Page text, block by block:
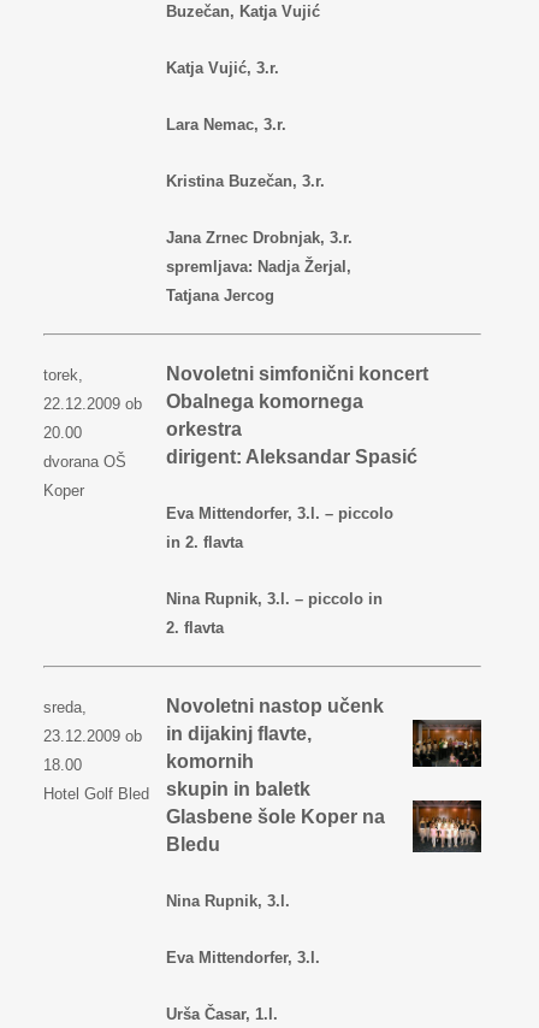
Buzečan, Katja Vujić
Katja Vujić, 3.r.
Lara Nemac, 3.r.
Kristina Buzečan, 3.r.
Jana Zrnec Drobnjak, 3.r.
spremljava: Nadja Žerjal,
Tatjana Jercog
torek,
22.12.2009 ob
20.00
dvorana OŠ
Koper
Novoletni simfonični koncert
Obalnega komornega
orkestra
dirigent: Aleksandar Spasić
Eva Mittendorfer, 3.l. – piccolo
in 2. flavta
Nina Rupnik, 3.l. – piccolo in
2. flavta
sreda,
23.12.2009 ob
18.00
Hotel Golf Bled
Novoletni nastop učenk
in dijakinj flavte,
komornih
skupin in baletk
Glasbene šole Koper na
Bledu
Nina Rupnik, 3.l.
Eva Mittendorfer, 3.l.
Urša Časar, 1.l.